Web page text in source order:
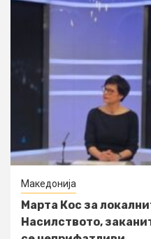
Македонија
Марта Кос за
Насилството,